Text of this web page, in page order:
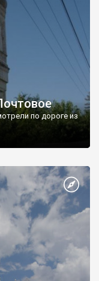
по дороге из